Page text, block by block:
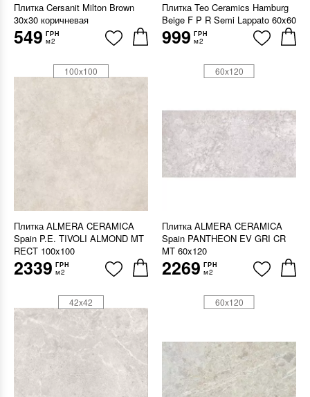
Плитка Cersanit Milton Brown
30x30 коричневая
549 ГРН
м2
Плитка Teo Ceramics Hamburg
Beige F P R Semi Lappato 60x60
999 ГРН
м2
Плитка ALMERA CERAMICA
Spain P.E. TIVOLI ALMOND MT
RECT 100x100
2339 ГРН
м2
100x100
Плитка ALMERA CERAMICA
Spain PANTHEON EV GRI CR
MT 60x120
2269 ГРН
м2
60x120
42x42 60x120